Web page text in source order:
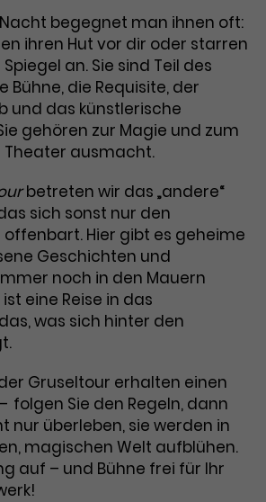
über
Websites hinweg.
begegnet man ihnen oft:
ihren Hut vor dir oder starren
an. Sie sind Teil des
Bühne, die Requisite, der
und das künstlerische
gehören zur Magie und zum
Theater ausmacht.
betreten wir das „andere“
sich sonst nur den
Hier gibt es geheime
Geschichten und
noch in den Mauern
eine Reise in das
was sich hinter den
Gruseltour erhalten einen
– folgen Sie den Regeln, dann
nur überleben, sie werden in
magischen Welt aufblühen.
auf – und Bühne frei für Ihr